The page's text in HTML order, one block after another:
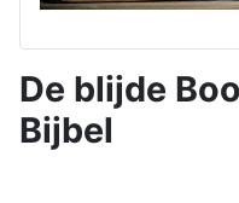
De blijde
Bijbel